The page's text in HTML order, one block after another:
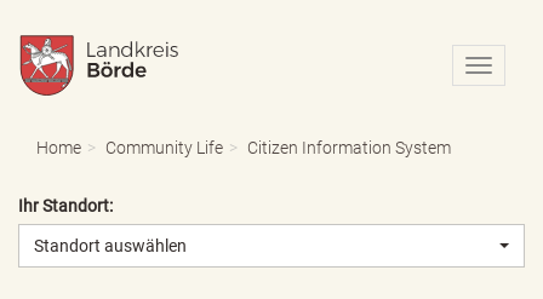
N
a
o
Home Community Life Citizen Information System
Ihr Standort:
Standort auswählen